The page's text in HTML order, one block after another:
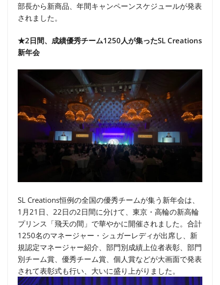
部長から新商品、年間キャンペーンスケジュールが発表
されました。
★2日間、成績優秀チーム1250人が集ったSL Creations
新年会
SL Creations恒例の全国の優秀チームが集う新年会は、
1月21日、22日の2日間に分けて、東京・高輪の新高輪
プリンス「飛天の間」で華やかに開催されました。合計
1250名のマネージャー・シュガーレディが出席し、新
規認定マネージャー紹介、部門別成績上位者表彰、部門
別チーム賞、優秀チーム賞、個人賞などが大画面で発表
されて表彰式も行い、大いに盛り上がりました。